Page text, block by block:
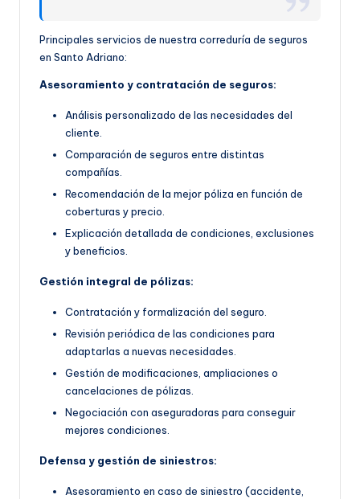
Principales servicios de nuestra correduría de seguros
en Santo Adriano:
Asesoramiento y contratación de seguros:
Análisis personalizado de las necesidades del
cliente.
Comparación de seguros entre distintas
compañías.
Recomendación de la mejor póliza en función de
coberturas y precio.
Explicación detallada de condiciones, exclusiones
y beneficios.
Gestión integral de pólizas:
Contratación y formalización del seguro.
Revisión periódica de las condiciones para
adaptarlas a nuevas necesidades.
Gestión de modificaciones, ampliaciones o
cancelaciones de pólizas.
Negociación con aseguradoras para conseguir
mejores condiciones.
Defensa y gestión de siniestros:
Asesoramiento en caso de siniestro (accidente,